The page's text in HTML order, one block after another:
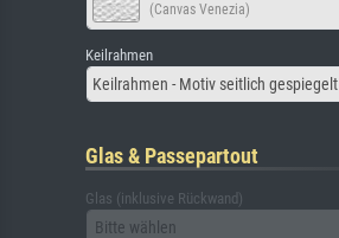
(Canvas Venezia)
Keilrahmen
Keilrahmen - Motiv seitlich gespiegelt
Glas & Passepartout
Glas (inklusive Rückwand)
Bitte wählen